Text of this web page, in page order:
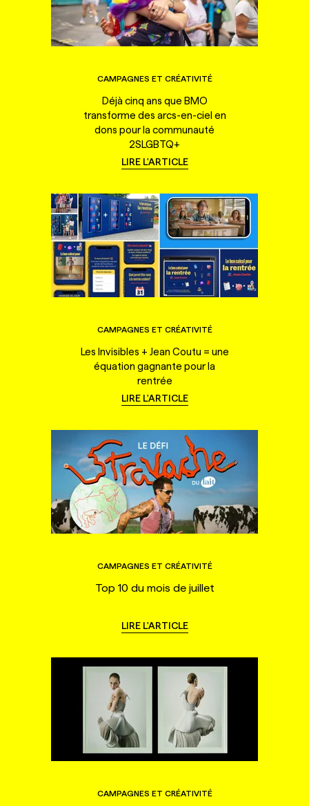
CAMPAGNES ET CRÉATIVITÉ
Déjà cinq ans que BMO
transforme des arcs-en-ciel en
dons pour la communauté
2SLGBTQ+
LIRE L'ARTICLE
CAMPAGNES ET CRÉATIVITÉ
Les Invisibles + Jean Coutu = une
équation gagnante pour la
rentrée
LIRE L'ARTICLE
CAMPAGNES ET CRÉATIVITÉ
Top 10 du mois de juillet
LIRE L'ARTICLE
CAMPAGNES ET CRÉATIVITÉ